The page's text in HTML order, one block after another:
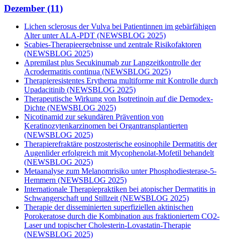
Dezember (11)
Lichen sclerosus der Vulva bei Patientinnen im gebärfähigen
Alter unter ALA-PDT (NEWSBLOG 2025)
Scabies-Therapieergebnisse und zentrale Risikofaktoren
(NEWSBLOG 2025)
Apremilast plus Secukinumab zur Langzeitkontrolle der
Acrodermatitis continua (NEWSBLOG 2025)
Therapieresistentes Erythema multiforme mit Kontrolle durch
Upadacitinib (NEWSBLOG 2025)
Therapeutische Wirkung von Isotretinoin auf die Demodex-
Dichte (NEWSBLOG 2025)
Nicotinamid zur sekundären Prävention von
Keratinozytenkarzinomen bei Organtransplantierten
(NEWSBLOG 2025)
Therapierefraktäre postzosterische eosinophile Dermatitis der
Augenlider erfolgreich mit Mycophenolat-Mofetil behandelt
(NEWSBLOG 2025)
Metaanalyse zum Melanomrisiko unter Phosphodiesterase-5-
Hemmern (NEWSBLOG 2025)
Internationale Therapiepraktiken bei atopischer Dermatitis in
Schwangerschaft und Stillzeit (NEWSBLOG 2025)
Therapie der disseminierten superfiziellen aktinischen
Porokeratose durch die Kombination aus fraktioniertem CO2-
Laser und topischer Cholesterin-Lovastatin-Therapie
(NEWSBLOG 2025)